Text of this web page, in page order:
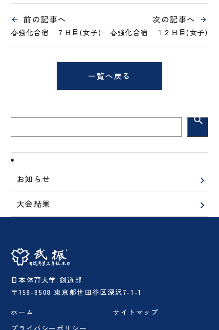
前の記事へ
春強化合宿 ７日目(女子)
次の記事へ
春強化合宿 １２日目(女子)
一覧へ戻る
search
お知らせ
大会結果
日本体育大学 剣道部
〒158-8508 東京都世田谷区深沢7-1-1
ホーム
サイトマップ